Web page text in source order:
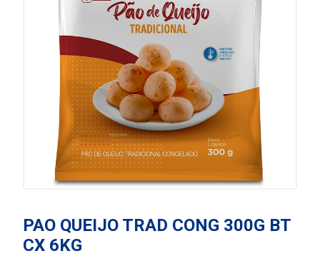
PAO QUEIJO TRAD CONG 300G BT
CX 6KG